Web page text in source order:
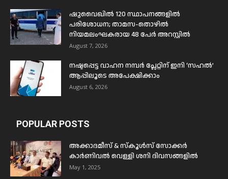
ഷുവൈഖിൽ 120 സ്ഥാപനങ്ങളിൽ
പരിശോധന; താമസ-തൊഴിൽ
നിയമലംഘകരായ 48 പേർ അറസ്റ്റിൽ
August 7, 2026
നഷ്ടപ്പെട്ട വാഹന നമ്പർ പ്ലേറ്റിന് ഇനി ‘സഹൽ’
ആപ്പിലൂടെ അപേക്ഷിക്കാം
August 6, 2026
POPULAR POSTS
അക്കാദമീസ് & സ്കൂൾസ് സോക്കർ
കാർണിവൽ വെള്ളി ശനി ദിവസങ്ങളിൽ
May 1, 2025